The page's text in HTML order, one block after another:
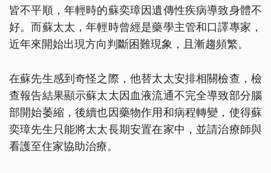
皆不平順，年輕時的蘇奕璋因遺傳性疾病導致身體不
好。而蘇太太，年輕時曾經是藥學主管和口譯專家，
近年來開始出現方向判斷困難現象，且漸趨頻繁。
在蘇先生感到奇怪之際，他替太太安排相關檢查，檢
查報告結果顯示蘇太太因血液流通不完全導致部分腦
部開始萎縮，後續也因藥物作用和病程轉變，使得蘇
奕璋先生只能將太太長期安置在家中，並請治療師與
看護至住家協助治療。